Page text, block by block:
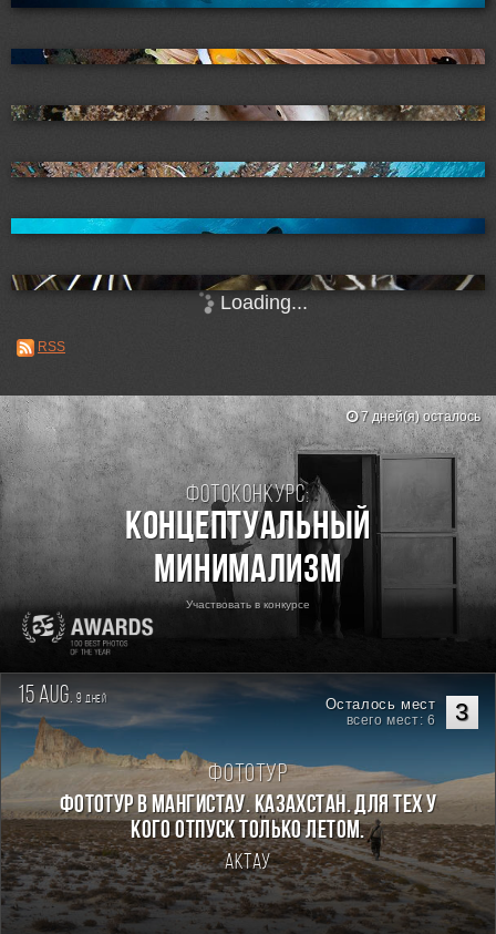
Loading...
RSS
Фотоконкурс:
Концептуальный
минимализм
Участвовать в конкурсе
7 дней(я) осталось
15 aug. 9дней 3
Осталось мест
всего мест: 6
Фототур
Фототур в Мангистау. Казахстан. Для тех у
кого отпуск только летом.
Актау